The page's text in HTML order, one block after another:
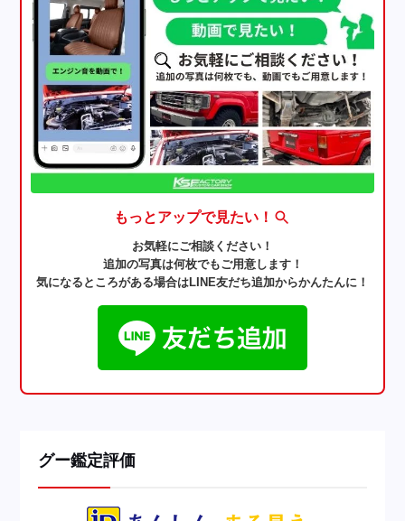
もっとアップで見たい！
お気軽にご相談ください！
追加の写真は何枚でもご用意します！
気になるところがある場合はLINE友だち追加からかんたんに！
グー鑑定評価